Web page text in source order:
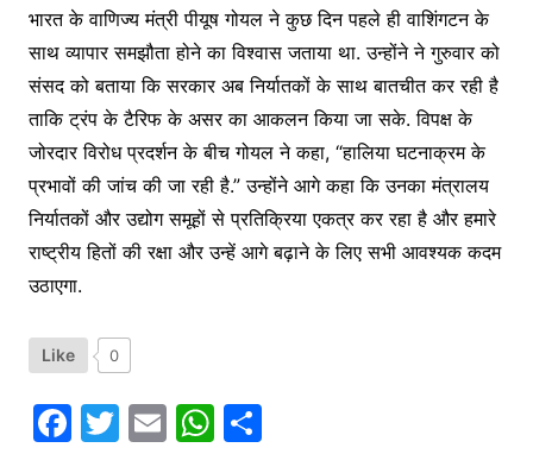
भारत के वाणिज्य मंत्री पीयूष गोयल ने कुछ दिन पहले ही वाशिंगटन के
साथ व्यापार समझौता होने का विश्वास जताया था. उन्होंने ने गुरुवार को
संसद को बताया कि सरकार अब निर्यातकों के साथ बातचीत कर रही है
ताकि ट्रंप के टैरिफ के असर का आकलन किया जा सके. विपक्ष के
जोरदार विरोध प्रदर्शन के बीच गोयल ने कहा, “हालिया घटनाक्रम के
प्रभावों की जांच की जा रही है.” उन्होंने आगे कहा कि उनका मंत्रालय
निर्यातकों और उद्योग समूहों से प्रतिक्रिया एकत्र कर रहा है और हमारे
राष्ट्रीय हितों की रक्षा और उन्हें आगे बढ़ाने के लिए सभी आवश्यक कदम
उठाएगा.
Like 0
F T E W S